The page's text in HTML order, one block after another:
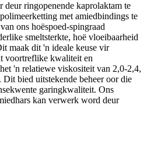
deur ringopenende kaprolaktam te
met amiedbindings te
ons hoëspoed-spingraad
smeltsterkte, hoë vloeibaarheid
maak dit 'n ideale keuse vir
voortreflike kwaliteit en
'n relatiewe viskositeit van 2,0-2,4,
bied uitstekende beheer oor die
garingkwaliteit. Ons
kan verwerk word deur